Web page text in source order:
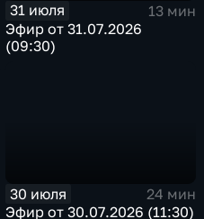
31 июля
13 мин
Эфир от 31.07.2026
(09:30)
30 июля
24 мин
Эфир от 30.07.2026 (11:30)